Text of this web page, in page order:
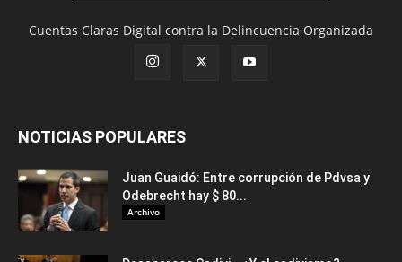
Cuentas Claras Digital contra la Delincuencia Organizada
NOTICIAS POPULARES
Juan Guaidó: Entre corrupción de Pdvsa y
Odebrecht hay $ 80...
Archivo